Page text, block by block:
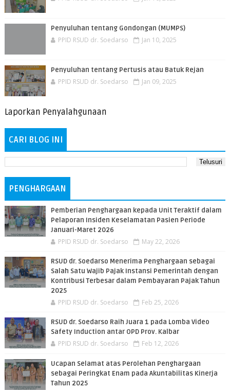
Penyuluhan tentang Gondongan (MUMPS)
PPID RSUD dr. Soedarso Jan 10, 2025
Penyuluhan tentang Pertusis atau Batuk Rejan
PPID RSUD dr. Soedarso Jan 09, 2025
Laporkan Penyalahgunaan
CARI BLOG INI
PENGHARGAAN
Pemberian Penghargaan kepada Unit Teraktif dalam
Pelaporan Insiden Keselamatan Pasien Periode
Januari-Maret 2026
PPID RSUD dr. Soedarso May 22, 2026
RSUD dr. Soedarso Menerima Penghargaan sebagai
Salah Satu Wajib Pajak Instansi Pemerintah dengan
Kontribusi Terbesar dalam Pembayaran Pajak Tahun
2025
PPID RSUD dr. Soedarso Feb 25, 2026
RSUD dr. Soedarso Raih Juara 1 pada Lomba Video
Safety Induction antar OPD Prov. Kalbar
PPID RSUD dr. Soedarso Feb 12, 2026
Ucapan Selamat atas Perolehan Penghargaan
sebagai Peringkat Enam pada Akuntabilitas Kinerja
Tahun 2025